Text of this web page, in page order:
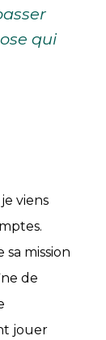
qui
viens
mission
de
jouer